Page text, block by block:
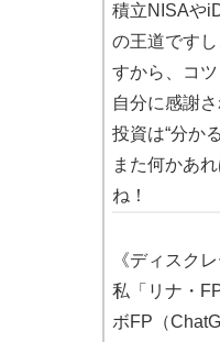
積立NISAや
の王道です
すから、コ
自分に感謝
投資は“分か
また何かあ
ね！
《ディスクレ
私「リナ・
ボFP（